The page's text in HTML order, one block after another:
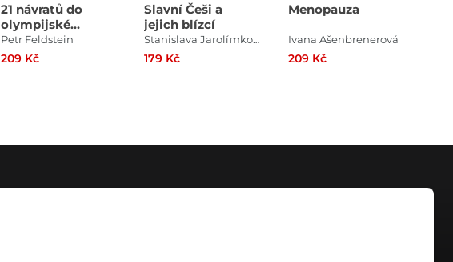
21 návratů do
olympijské
historie
Petr Feldstein
209 Kč
Slavní Češi a
jejich blízcí
Stanislava Jarolímková
179 Kč
Menopauza
Ivana Ašenbrenerová
209 Kč